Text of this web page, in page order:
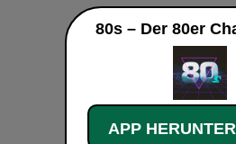
80s – Der 80er
APP